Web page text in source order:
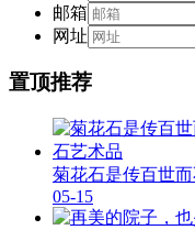
邮箱
网址
置顶推荐
菊花石是传百世
05-15